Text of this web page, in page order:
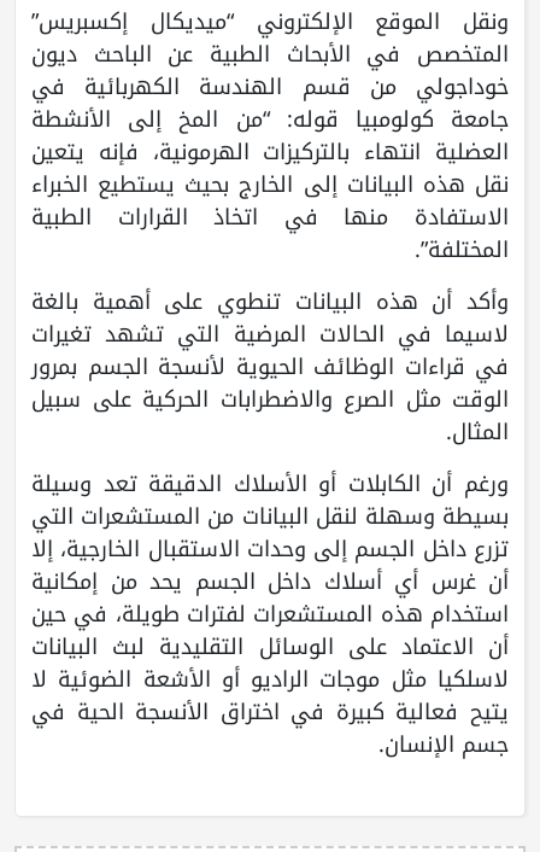
ونقل الموقع الإلكتروني “ميديكال إكسبريس”
المتخصص في الأبحاث الطبية عن الباحث ديون
خوداجولي من قسم الهندسة الكهربائية في
جامعة كولومبيا قوله: “من المخ إلى الأنشطة
العضلية انتهاء بالتركيزات الهرمونية، فإنه يتعين
نقل هذه البيانات إلى الخارج بحيث يستطيع الخبراء
الاستفادة منها في اتخاذ القرارات الطبية
المختلفة”.
وأكد أن هذه البيانات تنطوي على أهمية بالغة
لاسيما في الحالات المرضية التي تشهد تغيرات
في قراءات الوظائف الحيوية لأنسجة الجسم بمرور
الوقت مثل الصرع والاضطرابات الحركية على سبيل
المثال.
ورغم أن الكابلات أو الأسلاك الدقيقة تعد وسيلة
بسيطة وسهلة لنقل البيانات من المستشعرات التي
تزرع داخل الجسم إلى وحدات الاستقبال الخارجية، إلا
أن غرس أي أسلاك داخل الجسم يحد من إمكانية
استخدام هذه المستشعرات لفترات طويلة، في حين
أن الاعتماد على الوسائل التقليدية لبث البيانات
لاسلكيا مثل موجات الراديو أو الأشعة الضوئية لا
يتيح فعالية كبيرة في اختراق الأنسجة الحية في
جسم الإنسان.